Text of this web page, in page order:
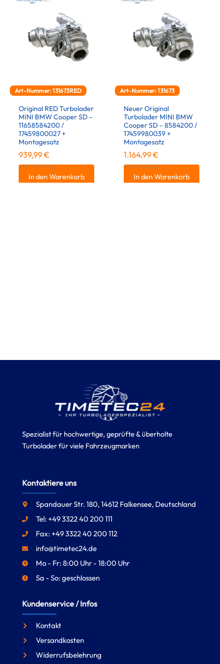
Art-Nummer: 131673RED
Original RED Turbolader
MINI BMW Cooper SD –
11658584200 /
17459800027 +
Montagesatz
939,99€
inkl. 19 % MwSt.
In den Warenkorb
Art-Nummer: 131673
Neuer Original
Turbolader MINI BMW
Cooper SD – 8584200 /
17459980039 +
Montagesatz
1.164,99€
inkl. 19 % MwSt.
In den Warenkorb
Spezialist für hochwertige, geprüfte & überholte
Turbolader für viele Fahrzeugmarken
Kontaktiere uns
Spandauer Str. 180, 14612 Falkensee, Deutschland
Tel: +49 3322 40 200 111
Fax: +49 3322 40 200 112
info@timetec24.de
Mo - Fr: 8:00 Uhr - 18:00 Uhr
Sa - So: geschlossen
Kundenservice / Infos
Kontakt
Versandkosten
Widerrufsbelehrung